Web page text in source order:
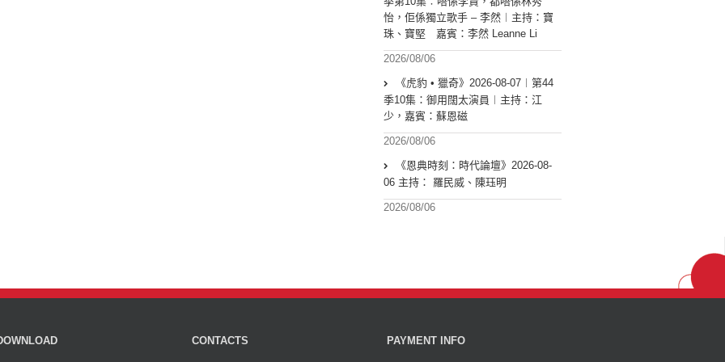
怡，佢係獨立歌手 – 李然︱主持：寶
珠、寶堅 嘉賓：李然 Leanne Li
2026/08/06
《虎豹 • 獵奇》2026-08-07︱第44
季10集：御用闊太演員︱主持：江
少，嘉賓：蘇恩磁
2026/08/06
《恩典時刻：時代論壇》2026-08-
06 主持： 羅民威、陳珏明
2026/08/06
CONTACTS PAYMENT INFO